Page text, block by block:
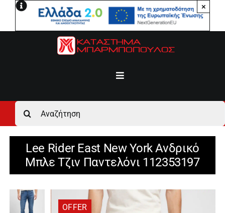
Μετάβαση
×
Toggle
Αρχική
Ανδρικά
Γυναικεία
Αγόρι
Αναζήτηση
για:
Lee Rider East New York Ανδρικό
Μπλε Τζιν Παντελόνι 112353197
OFFER